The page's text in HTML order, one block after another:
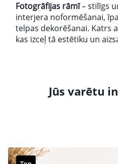
Fotogrāfijas rāmī– stilīgs
interjera noformēšanai,
telpas dekorēšanai. Katrs
kas izceļ tā estētiku un
Jūs varētu